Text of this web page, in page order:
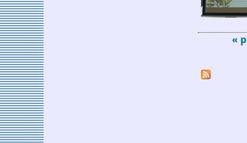
«